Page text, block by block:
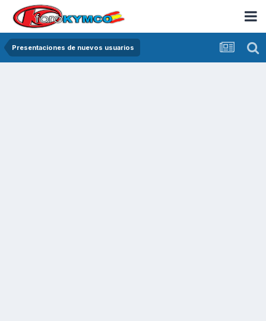
Presentaciones de nuevos usuarios